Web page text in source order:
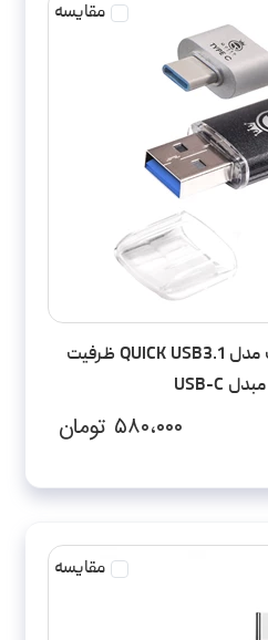
مقایسه
فلش مموری کوئین تک مدل QUICK USB3.1 ظرفیت
۵۸۰،۰۰۰ تومان
مقایسه